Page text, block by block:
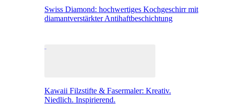
Swiss Diamond: hochwertiges Kochgeschirr mit
diamantverstärkter Antihaftbeschichtung
Kawaii Filzstifte & Fasermaler: Kreativ.
Niedlich. Inspirierend.